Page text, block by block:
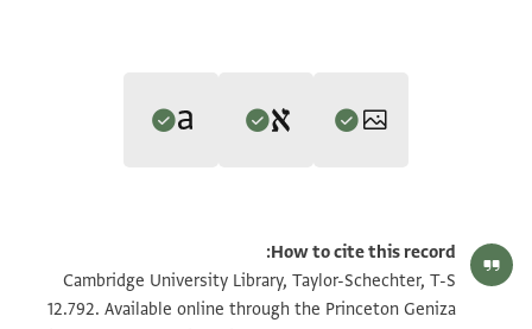
In the Kingdom of Ishmael‎(in Hebrew) (Tel Aviv
University, 1997), vol. 2.
Recto
Moshe Gil, In the Kingdom of Ishmael‎ (in Hebrew) (Tel Aviv
University, 1997), vol. 2.
T-S 12.792 1v تكبير و تدوير
Verso In darker ink and a different hand
ע׳׳ב:
How to cite this record:
Cambridge University Library, Taylor-Schechter, T-S
12.792. Available online through the Princeton Geniza